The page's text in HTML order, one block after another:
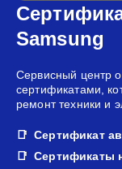
Samsung
Сервисный центр
сертификатами,
ремонт техники и
Сертификат
Сертификаты